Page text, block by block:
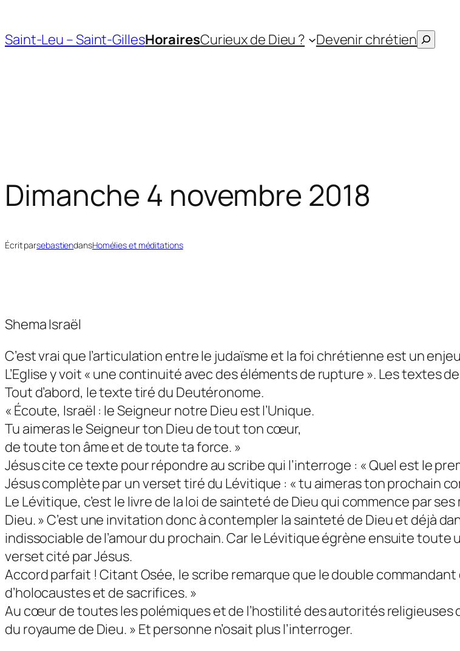
au
contenu
Saint-Leu – Saint-GillesHorairesCurieux de Dieu ? Devenir chrétien
Dimanche 4 novembre 2018
Écrit parsebastiendansHomélies et méditations
Shema Israël
C’est vrai que l’articulation entre le judaïsme et la foi chrétienne est un
L’Eglise y voit « une continuité avec des éléments de rupture ». Les
Tout d’abord, le texte tiré du Deutéronome.
« Écoute, Israël : le Seigneur notre Dieu est l’Unique.
Tu aimeras le Seigneur ton Dieu de tout ton cœur,
de toute ton âme et de toute ta force. »
Jésus cite ce texte pour répondre au scribe qui l’interroge : « Quel est le
Jésus complète par un verset tiré du Lévitique : « tu aimeras ton prochain
Le Lévitique, c’est le livre de la loi de sainteté de Dieu qui commence par
Dieu. » C’est une invitation donc à contempler la sainteté de Dieu et déjà
indissociable de l’amour du prochain. Car le Lévitique égrène ensuite
verset cité par Jésus.
Accord parfait ! Citant Osée, le scribe remarque que le double
d’holocaustes et de sacrifices. »
Au cœur de toutes les polémiques et de l’hostilité des autorités religieuses
du royaume de Dieu. » Et personne n’osait plus l’interroger.